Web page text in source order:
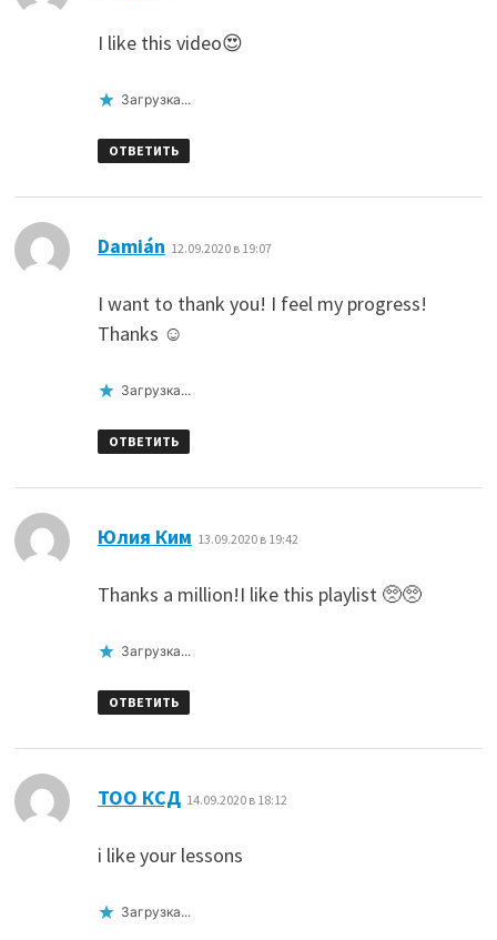
I like this video😍
Загрузка...
ОТВЕТИТЬ
Damián 12.09.2020 в 19:07
I want to thank you! I feel my progress!
Thanks ☺️
Загрузка...
ОТВЕТИТЬ
Юлия Ким 13.09.2020 в 19:42
Thanks a million!I like this playlist 🥺🥺
Загрузка...
ОТВЕТИТЬ
ТОО КСД 14.09.2020 в 18:12
i like your lessons
Загрузка...